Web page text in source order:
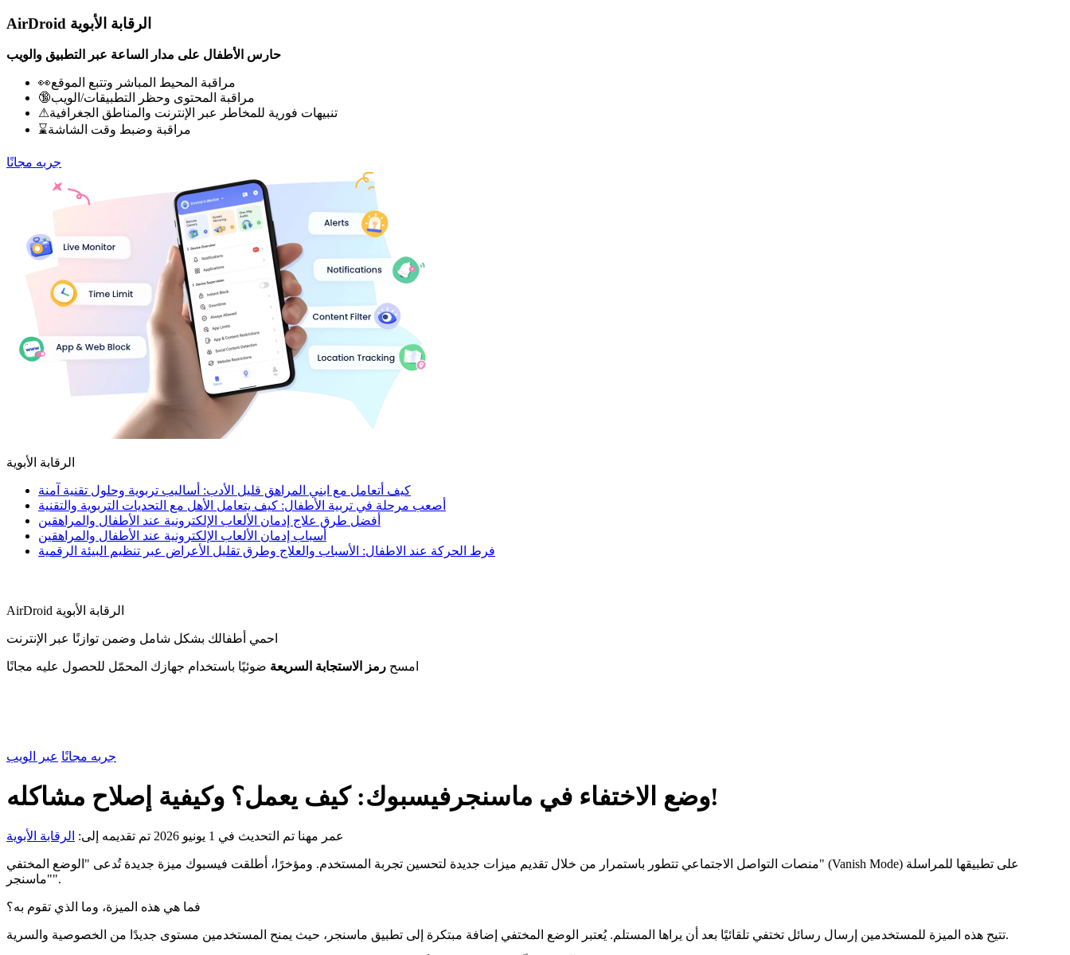
AirDroid الرقابة الأبوية
حارس الأطفال على مدار الساعة عبر التطبيق والويب
👀مراقبة المحيط المباشر وتتبع الموقع
🔞مراقبة المحتوى وحظر التطبيقات/الويب
⚠تنبيهات فورية للمخاطر عبر الإنترنت والمناطق الجغرافية
⌛مراقبة وضبط وقت الشاشة
جربه مجانًا
الرقابة الأبوية
كيف أتعامل مع ابني المراهق قليل الأدب: أساليب تربوية وحلول تقنية آمنة
أصعب مرحلة في تربية الأطفال: كيف يتعامل الأهل مع التحديات التربوية والتقنية
أفضل طرق علاج إدمان الألعاب الإلكترونية عند الأطفال والمراهقين
أسباب إدمان الألعاب الإلكترونية عند الأطفال والمراهقين
فرط الحركة عند الاطفال: الأسباب والعلاج وطرق تقليل الأعراض عبر تنظيم البيئة الرقمية
AirDroid الرقابة الأبوية
احمي أطفالك بشكل شامل وضمن توازنًا عبر الإنترنت
امسح رمز الاستجابة السريعة ضوئيًا باستخدام جهازك المحمّل للحصول عليه مجانًا
جربه مجانًا عبر الويب
وضع الاختفاء في ماسنجرفيسبوك: كيف يعمل؟ وكيفية إصلاح مشاكله!
عمر مهنا تم التحديث في 1 يونيو 2026 تم تقديمه إلى: الرقابة الأبوية
منصات التواصل الاجتماعي تتطور باستمرار من خلال تقديم ميزات جديدة لتحسين تجربة المستخدم. ومؤخرًا، أطلقت فيسبوك ميزة جديدة تُدعى "الوضع المختفي" (Vanish Mode) على تطبيقها للمراسلة
"ماسنجر".
فما هي هذه الميزة، وما الذي تقوم به؟
تتيح هذه الميزة للمستخدمين إرسال رسائل تختفي تلقائيًا بعد أن يراها المستلم. يُعتبر الوضع المختفي إضافة مبتكرة إلى تطبيق ماسنجر، حيث يمنح المستخدمين مستوى جديدًا من الخصوصية والسرية.